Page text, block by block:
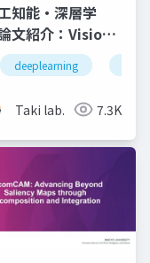
深層学習
工知能・深層学
文紹介：Vision-
Models
Cross-Modal
deeplearning
Taki lab. 7.3K